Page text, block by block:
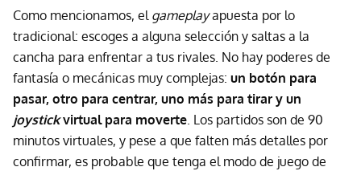
Como mencionamos, el gameplayapuesta por lo
tradicional: escoges a alguna selección y saltas a la
cancha para enfrentar a tus rivales. No hay poderes de
fantasía o mecánicas muy complejas: un botón para
pasar, otro para centrar, uno más para tirar y un
joystickvirtual para moverte. Los partidos son de 90
minutos virtuales, y pese a que falten más detalles por
confirmar, es probable que tenga el modo de juego de